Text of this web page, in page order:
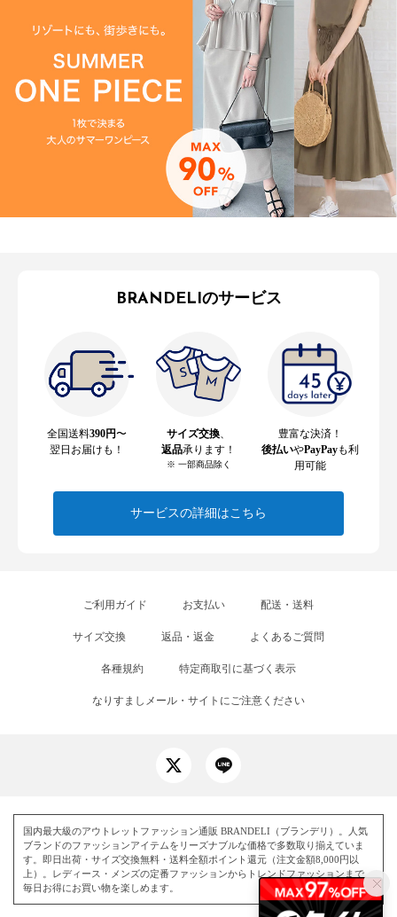
BRANDELIのサービス
全国送料390円〜
翌日お届けも！
サイズ交換
返品承ります！
※ 一部商品除く
豊富な決済！
後払いやPayPayも利
用可能
サービスの詳細はこちら
ご利用ガイド お支払い 配送・送料
サイズ交換 返品・返金 よくあるご質問
各種規約 特定商取引に基づく表示
なりすましメール・サイトにご注意ください
国内最大級のアウトレットファッション通販 BRANDELI（ブランデリ）。人気
ブランドのファッションアイテムをリーズナブルな価格で多数取り揃えていま
す。即日出荷・サイズ交換無料・送料全額ポイント還元（注文金額8,000円以
上）。レディース・メンズの定番ファッションからトレンドファッションまで、
毎日お得にお買い物を楽しめます。